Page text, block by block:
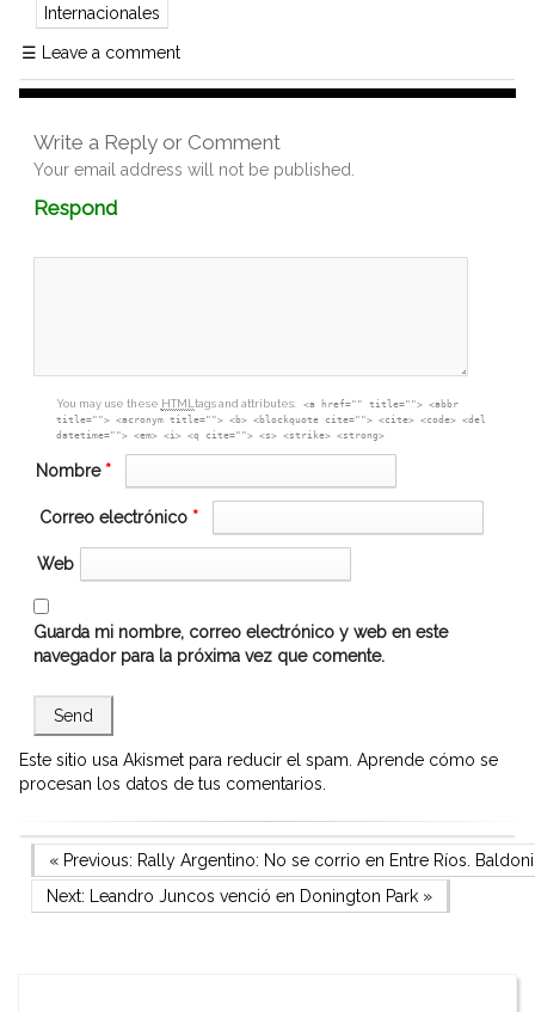
Internacionales
☰ Leave a comment
Write a Reply or Comment
Your email address will not be published.
RespondComment
box
You may use these HTML tags and attributes:
<a href="" title=""> <abbr
title=""> <acronym title=""> <b> <blockquote cite=""> <cite> <code> <del
datetime=""> <em> <i> <q cite=""> <s> <strike> <strong>
Nombre *
Correo electrónico *
Web
Guarda mi nombre, correo electrónico y web en este
navegador para la próxima vez que comente.
Este sitio usa Akismet para reducir el spam. Aprende cómo se
procesan los datos de tus comentarios.
Navegación
de
Previous Post
« Previous: Rally Argentino: No se corrio en Entre Ríos.
Next Post
Next: Leandro Juncos venció en Donington Park»